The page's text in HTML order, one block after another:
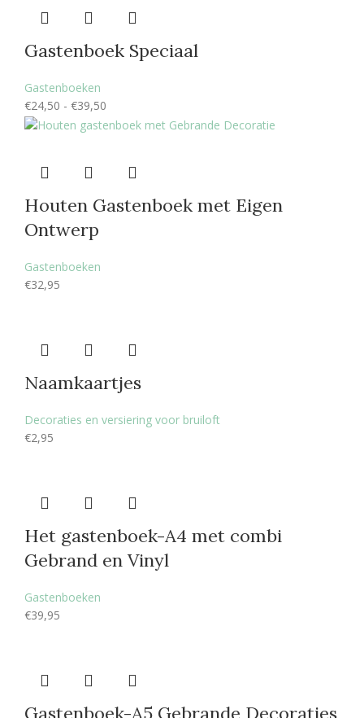
Gastenboek Speciaal
Gastenboeken
€24,50 - €39,50
Houten Gastenboek met Eigen
Ontwerp
Gastenboeken
€32,95
Naamkaartjes
Decoraties en versiering voor bruiloft
€2,95
Het gastenboek-A4 met combi
Gebrand en Vinyl
Gastenboeken
€39,95
Gastenboek-A5 Gebrande Decoraties